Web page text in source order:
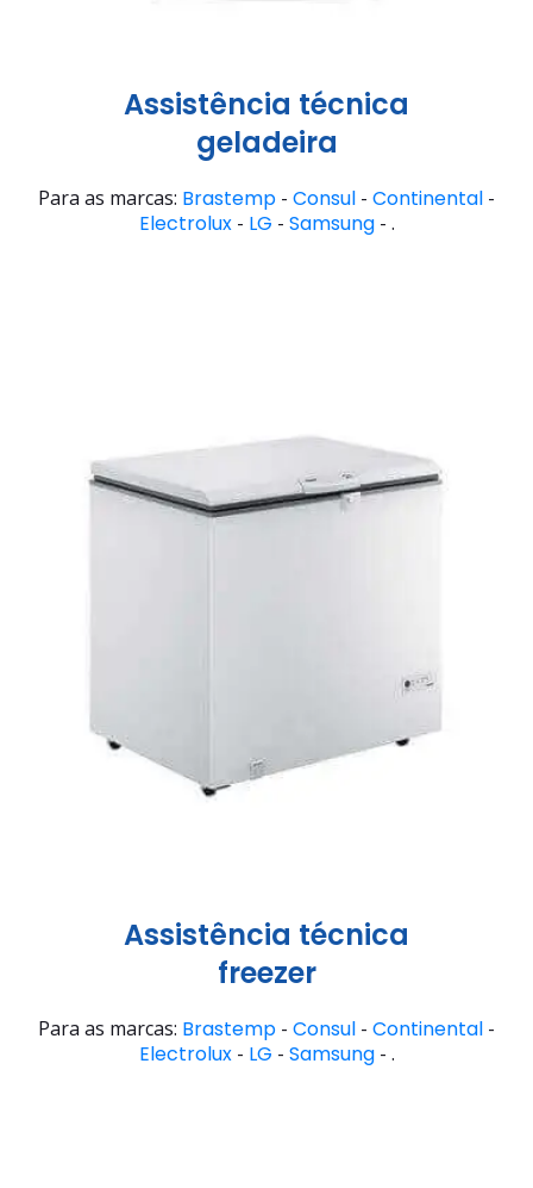
Assistência técnica
geladeira
Para as marcas: Brastemp - Consul - Continental -
Electrolux- LG - Samsung- .
Assistência técnica
freezer
Para as marcas: Brastemp - Consul - Continental -
Electrolux- LG - Samsung- .